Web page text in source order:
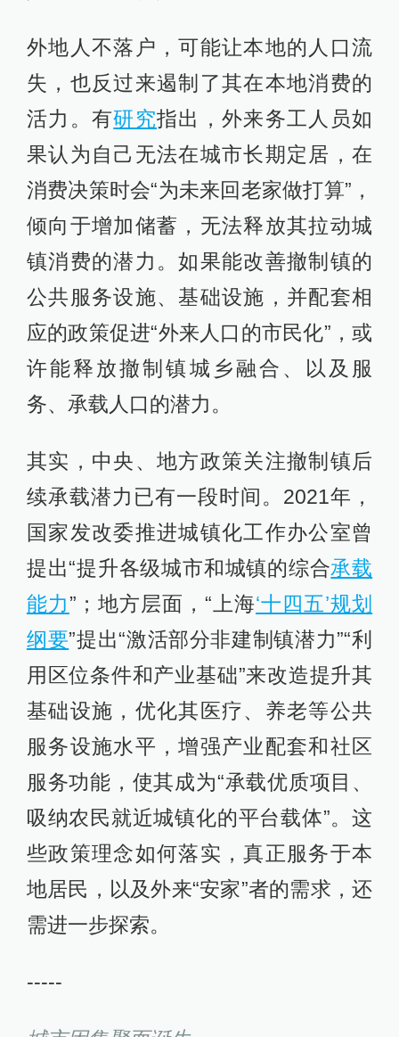
外地人不落户，可能让本地的人口流
失，也反过来遏制了其在本地消费的
活力。有研究指出，外来务工人员如
果认为自己无法在城市长期定居，在
消费决策时会“为未来回老家做打算”，
倾向于增加储蓄，无法释放其拉动城
镇消费的潜力。如果能改善撤制镇的
公共服务设施、基础设施，并配套相
应的政策促进“外来人口的市民化”，或
许能释放撤制镇城乡融合、以及服
务、承载人口的潜力。
其实，中央、地方政策关注撤制镇后
续承载潜力已有一段时间。2021年，
国家发改委推进城镇化工作办公室曾
提出“提升各级城市和城镇的综合承载
能力”；地方层面，“上海‘十四五’规划
纲要”提出“激活部分非建制镇潜力”“利
用区位条件和产业基础”来改造提升其
基础设施，优化其医疗、养老等公共
服务设施水平，增强产业配套和社区
服务功能，使其成为“承载优质项目、
吸纳农民就近城镇化的平台载体”。这
些政策理念如何落实，真正服务于本
地居民，以及外来“安家”者的需求，还
需进一步探索。
-----